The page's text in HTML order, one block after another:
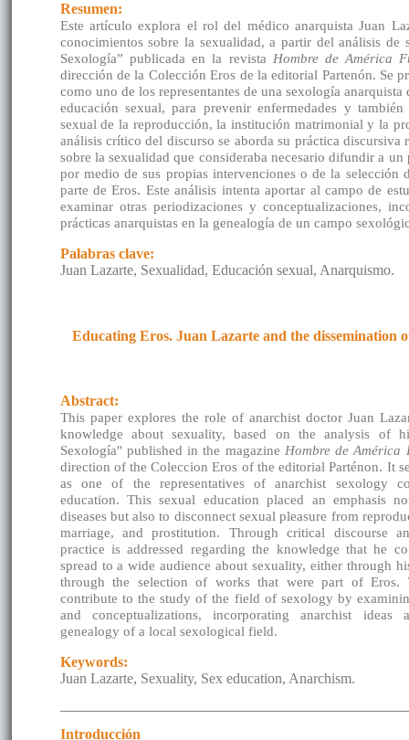
Resumen:
Este artículo explora el rol del médico anarquista Juan
conocimientos sobre la sexualidad, a partir del análisis de
Sexología” publicada en la revista Hombre de América
dirección de la Colección Eros de la editorial Partenón. Se
como uno de los representantes de una sexología anarquista
educación sexual, para prevenir enfermedades y
sexual de la reproducción, la institución matrimonial y la
análisis crítico del discurso se aborda su práctica discursiva
sobre la sexualidad que consideraba necesario difundir a
por medio de sus propias intervenciones o de la selección
parte de Eros. Este análisis intenta aportar al campo de
examinar otras periodizaciones y conceptualizaciones,
prácticas anarquistas en la genealogía de un campo
Palabras clave:
Juan Lazarte, Sexualidad, Educación sexual, Anarquismo.
Educating Eros. Juan Lazarte and the dissemination
Abstract:
This paper explores the role of anarchist doctor Juan
knowledge about sexuality, based on the analysis of
Sexología" published in the magazine Hombre de América
direction of the Coleccion Eros of the editorial Parténon. It
as one of the representatives of anarchist sexology
education. This sexual education placed an emphasis
diseases but also to disconnect sexual pleasure from
marriage, and prostitution. Through critical discourse
practice is addressed regarding the knowledge that he
spread to a wide audience about sexuality, either through
through the selection of works that were part of Eros.
contribute to the study of the field of sexology by
and conceptualizations, incorporating anarchist
genealogy of a local sexological field.
Keywords:
Juan Lazarte, Sexuality, Sex education, Anarchism.
Introducción